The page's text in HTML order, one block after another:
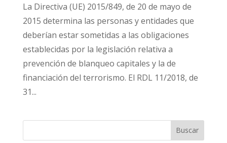
La Directiva (UE) 2015/849, de 20 de mayo de
2015 determina las personas y entidades que
deberían estar sometidas a las obligaciones
establecidas por la legislación relativa a
prevención de blanqueo capitales y la de
financiación del terrorismo. El RDL 11/2018, de
31...